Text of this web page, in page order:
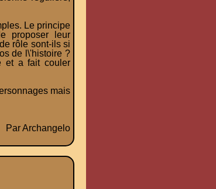
Le principe
proposer leur
rôle sont-ils si
de l\'histoire ?
et a fait couler
mais
Par Archangelo